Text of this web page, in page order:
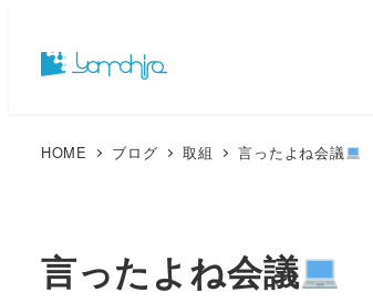
HOME ブログ 取組 言ったよね会議
言ったよね会議